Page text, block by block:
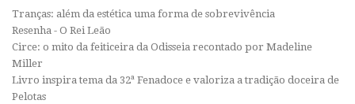
Tranças: além da estética uma forma de sobrevivência
Resenha - O Rei Leão
Circe: o mito da feiticeira da Odisseia recontado por Madeline
Miller
Livro inspira tema da 32ª Fenadoce e valoriza a tradição doceira de
Pelotas